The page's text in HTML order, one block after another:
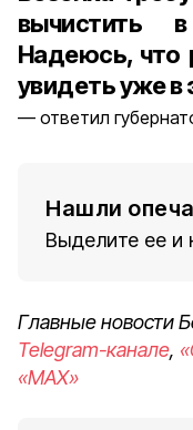
вычистить
Надеюсь, что
увидеть уже в
ответил
Нашли
Выделите ее и
Главные новости
Telegram-канале,
«MAX»